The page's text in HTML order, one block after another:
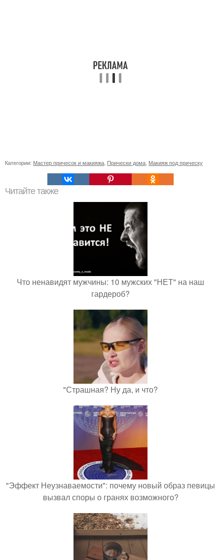
Категории: Мастер причесок и макияжа Прически дома Макияж под прическу
Читайте также
Что ненавидят мужчины: 10 мужских "НЕТ" на наш
гардероб?
"Страшная? Ну да, и что?
"Эффект Неузнаваемости": почему новый образ певицы
вызвал споры о гранях возможного?